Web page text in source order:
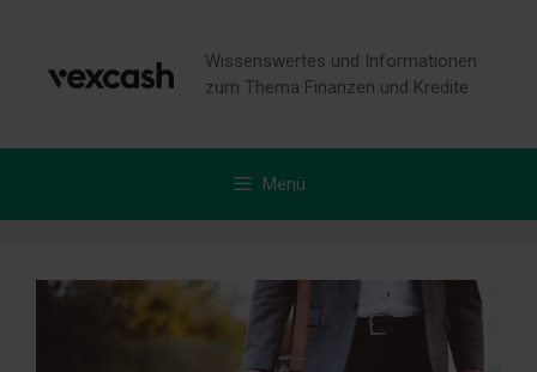
springen
Wissenswertes und Informationen
zum Thema Finanzen und Kredite
Menü